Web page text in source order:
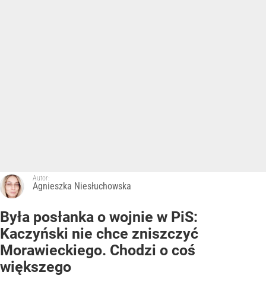
Autor:
Agnieszka Niesłuchowska
Była posłanka o wojnie w PiS:
Kaczyński nie chce zniszczyć
Morawieckiego. Chodzi o coś
większego